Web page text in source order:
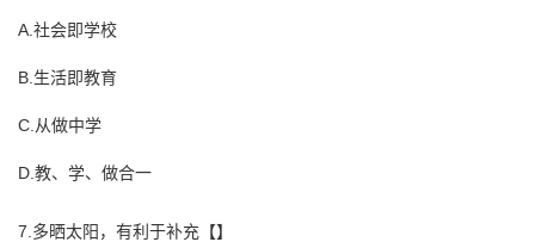
A.社会即学校
B.生活即教育
C.从做中学
D.教、学、做合一
7.多晒太阳，有利于补充【】